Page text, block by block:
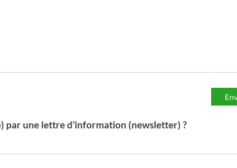
par une lettre d’information (newsletter) ?